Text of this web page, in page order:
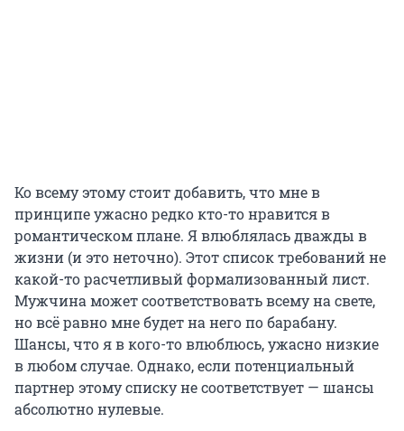
Ко всему этому стоит добавить, что мне в
принципе ужасно редко кто-то нравится в
романтическом плане. Я влюблялась дважды в
жизни (и это неточно). Этот список требований не
какой-то расчетливый формализованный лист.
Мужчина может соответствовать всему на свете,
но всё равно мне будет на него по барабану.
Шансы, что я в кого-то влюблюсь, ужасно низкие
в любом случае. Однако, если потенциальный
партнер этому списку не соответствует — шансы
абсолютно нулевые.